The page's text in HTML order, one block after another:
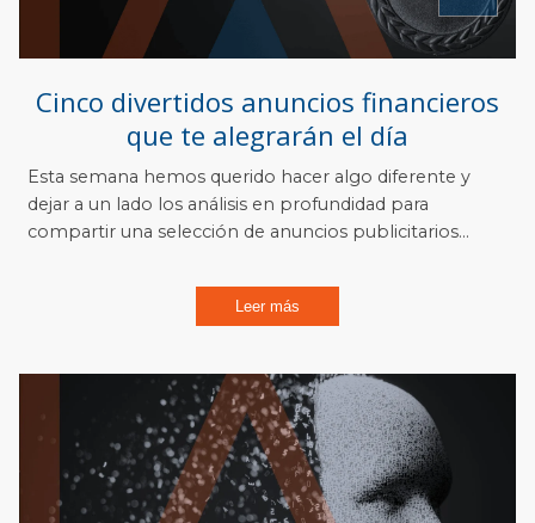
Cinco divertidos anuncios financieros
que te alegrarán el día
Esta semana hemos querido hacer algo diferente y
dejar a un lado los análisis en profundidad para
compartir una selección de anuncios publicitarios...
Leer más